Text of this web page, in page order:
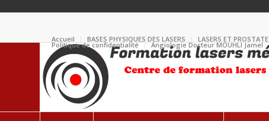
Accueil BASES PHYSIQUES DES LASERS LASERS ET PROSTATE
Politique de confidentialité Angiologie Docteur MOUHLI Jamel